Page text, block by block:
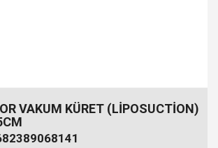
VAKUM KÜRET (LİPOSUCTİON)